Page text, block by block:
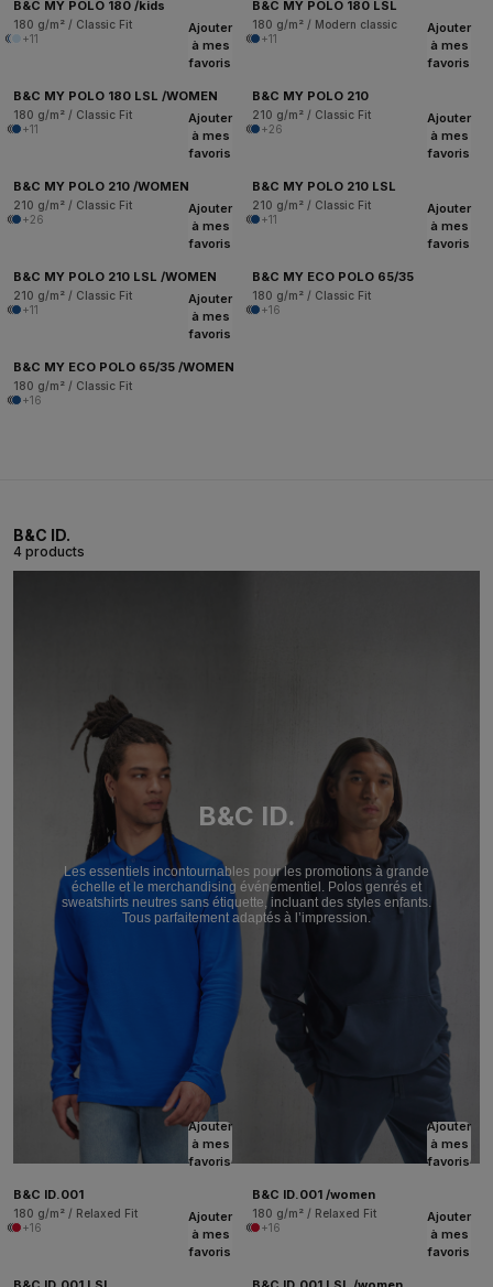
B&C MY POLO 180 /kids
180 g/m² / Classic Fit
+11
B&C MY POLO 180 LSL
180 g/m² / Modern classic
+11
Ajouter
à mes
favoris
B&C MY POLO 180 LSL /WOMEN
180 g/m² / Classic Fit
+11
Ajouter
à mes
favoris
B&C MY POLO 210
210 g/m² / Classic Fit
+26
Ajouter
à mes
favoris
B&C MY POLO 210 /WOMEN
210 g/m² / Classic Fit
+26
Ajouter
à mes
favoris
B&C MY POLO 210 LSL
210 g/m² / Classic Fit
+11
Ajouter
à mes
favoris
B&C MY POLO 210 LSL /WOMEN
210 g/m² / Classic Fit
+11
Ajouter
à mes
favoris
B&C MY ECO POLO 65/35
180 g/m² / Classic Fit
+16
Ajouter
à mes
favoris
B&C MY ECO POLO 65/35 /WOMEN
180 g/m² / Classic Fit
+16
B&C ID.
4 products
B&C ID.
Les essentiels incontournables pour les promotions à grande
échelle et le merchandising événementiel. Polos genrés et
sweatshirts neutres sans étiquette, incluant des styles enfants.
Tous parfaitement adaptés à l’impression.
Ajouter
à mes
favoris
B&C ID.001
180 g/m² / Relaxed Fit
+16
Ajouter
à mes
favoris
B&C ID.001 /women
180 g/m² / Relaxed Fit
+16
Ajouter
à mes
favoris
Ajouter
à mes
favoris